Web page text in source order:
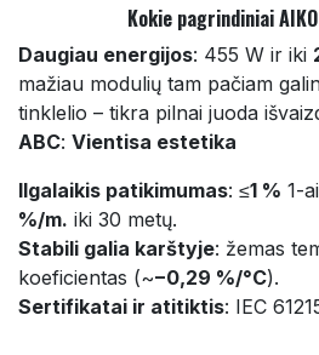
Kokie pagrindiniai
Daugiau energijos: 455 W ir iki
mažiau modulių tam pačiam
tinklelio – tikra pilnai juoda
ABC: Vientisa estetika
Ilgalaikis patikimumas: ≤1 % 1-
%/m. iki 30 metų.
Stabili galia karštyje: žemas
koeficientas (~−0,29 %/°C).
Sertifikatai ir atitiktis: IEC